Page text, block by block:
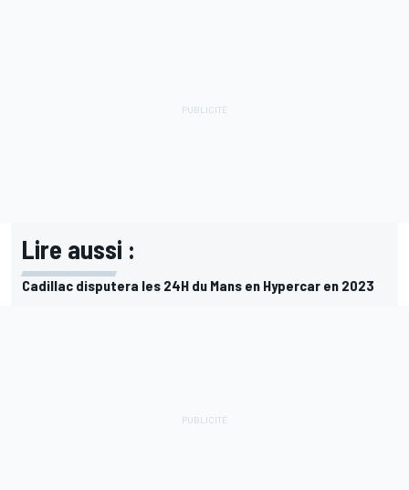
Lire aussi :
Cadillac disputera les 24H du Mans en Hypercar en 2023